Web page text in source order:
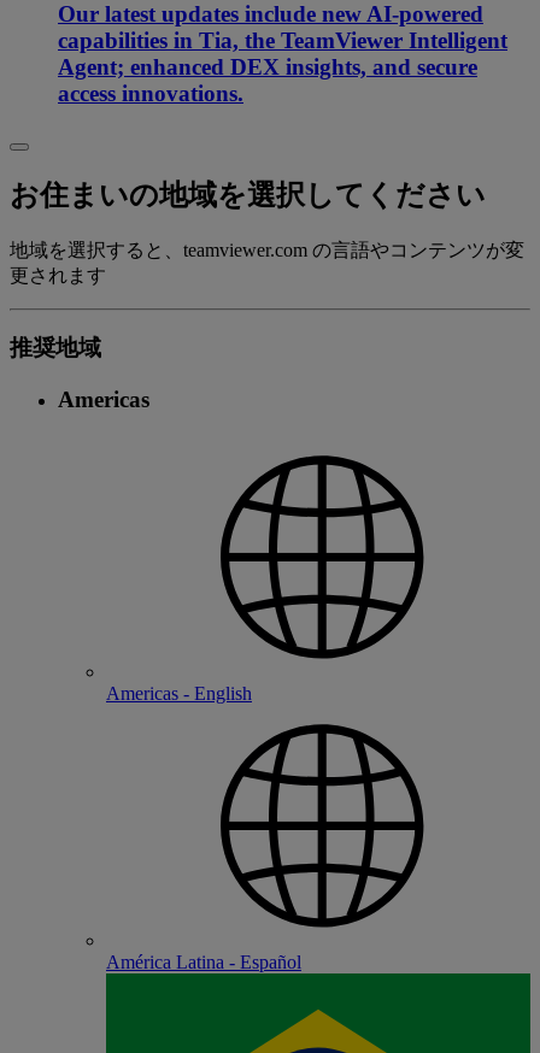
Our latest updates include new AI-powered
capabilities in Tia, the TeamViewer Intelligent
Agent; enhanced DEX insights, and secure
access innovations.
お住まいの地域を選択してください
地域を選択すると、teamviewer.com の言語やコンテンツが変
更されます
推奨地域
Americas
Americas - English
América Latina - Español